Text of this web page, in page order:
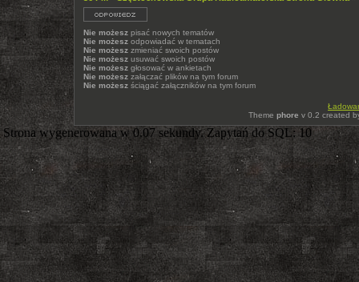
Nie możesz pisać nowych tematów
Nie możesz odpowiadać w tematach
Nie możesz zmieniać swoich postów
Nie możesz usuwać swoich postów
Nie możesz głosować w ankietach
Nie możesz załączać plików na tym forum
Nie możesz ściągać załączników na tym forum
Theme phore v 0.2 created
Strona wygenerowana w 0.07 sekundy. Zapytań do SQL: 10